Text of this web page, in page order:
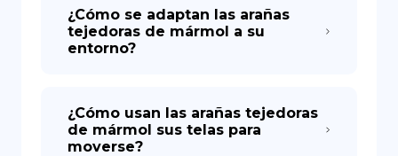
¿Cómo se adaptan las arañas
tejedoras de mármol a su
entorno?
¿Cómo usan las arañas tejedoras
de mármol sus telas para
moverse?